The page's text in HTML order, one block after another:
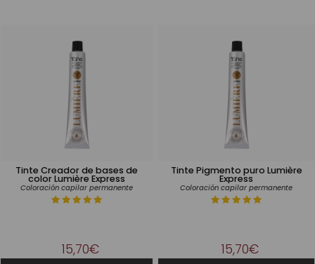
Tinte Creador de bases de
color Lumière Express
Coloración capilar permanente
15,70€
Tinte Pigmento puro Lumière
Express
Coloración capilar permanente
15,70€